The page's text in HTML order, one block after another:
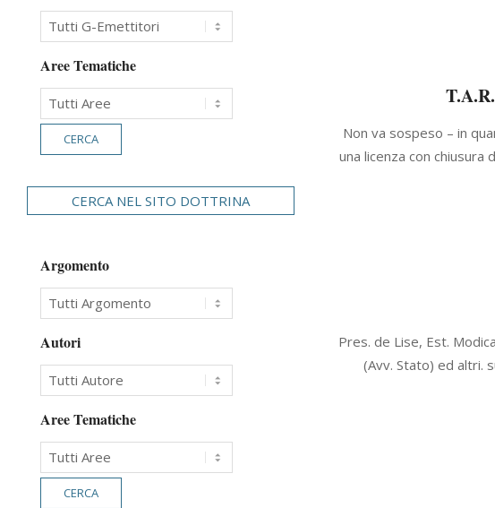
02-
21
Non va sospeso – in
una licenza con
02-
Pres. de Lise, Est.
(Avv. Stato) ed altri.
Aree Tematiche
CERCA NEL SITO DOTTRINA
Argomento
Autori
Aree Tematiche